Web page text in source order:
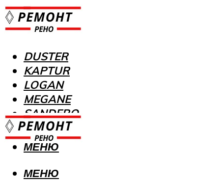
DUSTER
KAPTUR
LOGAN
MEGANE
SANDERO
МЕНЮ
МЕНЮ